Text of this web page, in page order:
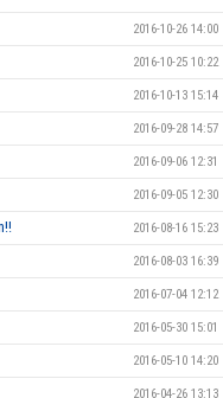
2016-10-26 14:00
2016-10-25 10:22
2016-10-13 15:14
2016-09-28 14:57
2016-09-06 12:31
2016-09-05 12:30
2016-08-16 15:23
2016-08-03 16:39
2016-07-04 12:12
2016-05-30 15:01
2016-05-10 14:20
2016-04-26 13:13